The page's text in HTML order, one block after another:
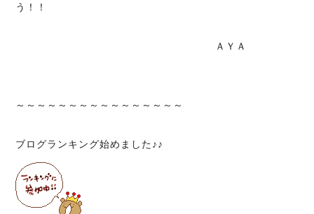
う！！
ＡＹＡ
～～～～～～～～～～～～～～～～
ブログランキング始めました♪♪